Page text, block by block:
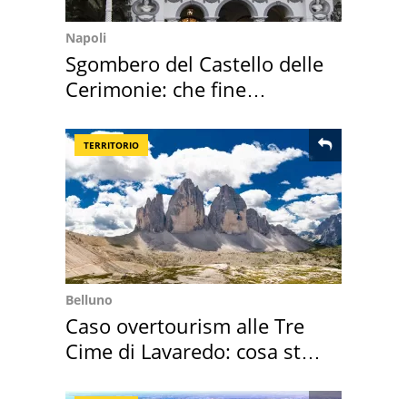
Napoli
Sgombero del Castello delle
Cerimonie: che fine
TERRITORIO
Belluno
Caso overtourism alle Tre
Cime di Lavaredo: cosa sta